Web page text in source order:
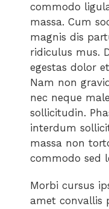
commodo
massa. Cum
magnis dis
ridiculus mus.
egestas dolor
Nam non
nec neque
sollicitudin.
interdum
massa non
commodo sed
Morbi cursus
amet convallis